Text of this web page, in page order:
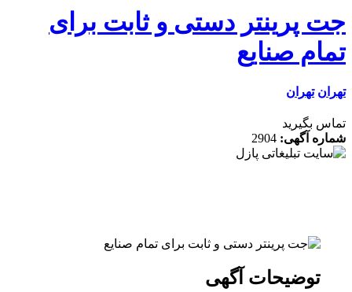
پرینتر دستی و ثابت برای
صنایع
تهران
بگیرید
آگهی:2904
توضیحات آگهی